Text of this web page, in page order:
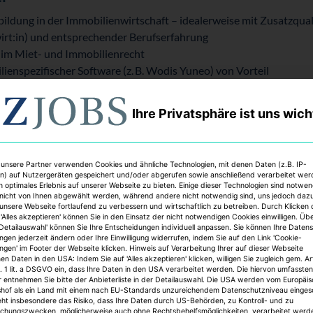
in der Immobilien­wirtschaft – idealer­weise mit
und entsprechender Berufs­erfahrung
Miet- und Immobilien­recht
Soft­ware (z. B. Wodis Yuneo) von Vorteil
mit Durch­setzungs­stärke und ausgeprägter
Flexibilität und lösungs­orientierter Arbeits­weise
und Organisations­stärke
Verantwortung in einem sympathischen Team mit kurzen
(Betriebs­rente, vermögens­wirksame Leistungen,
Arbeits­zeit und Möglich­keit zum Home­office)
(z. B. Immobilien­management-Schulungen,
(z. B. Gesundheits­vorsorge, Betriebs­sport, Team-Events
Kirche wäre wünschenswert, ist aber nicht Bedingung.
Ihre Privatsphäre ist uns
Partner verwenden Cookies und ähnliche Technologien, mit denen Daten (z.B. IP-
auf Nutzergeräten gespeichert und/oder abgerufen sowie anschließend verarbeitet
optimales Erlebnis auf unserer Webseite zu bieten. Einige dieser Technologien sind
von Ihnen abgewählt werden, während andere nicht notwendig sind, uns jedoch
Webseite fortlaufend zu verbessern und wirtschaftlich zu betreiben. Durch Klicken
akzeptieren' können Sie in den Einsatz der nicht notwendigen Cookies einwilligen.
können Sie Ihre Entscheidungen individuell anpassen. Sie können Ihre
jederzeit ändern oder Ihre Einwilligung widerrufen, indem Sie auf den Link 'Cookie-
im Footer der Webseite klicken. Hinweis auf Verarbeitung Ihrer auf dieser Webseite
Daten in den USA: Indem Sie auf 'Alles akzeptieren' klicken, willigen Sie zugleich gem.
1 lit. a DSGVO ein, dass Ihre Daten in den USA verarbeitet werden. Die hiervon umfassten
entnehmen Sie bitte der Anbieterliste in der Detailauswahl. Die USA werden vom
als ein Land mit einem nach EU-Standards unzureichendem Datenschutzniveau
insbesondere das Risiko, dass Ihre Daten durch US-Behörden, zu Kontroll- und zu